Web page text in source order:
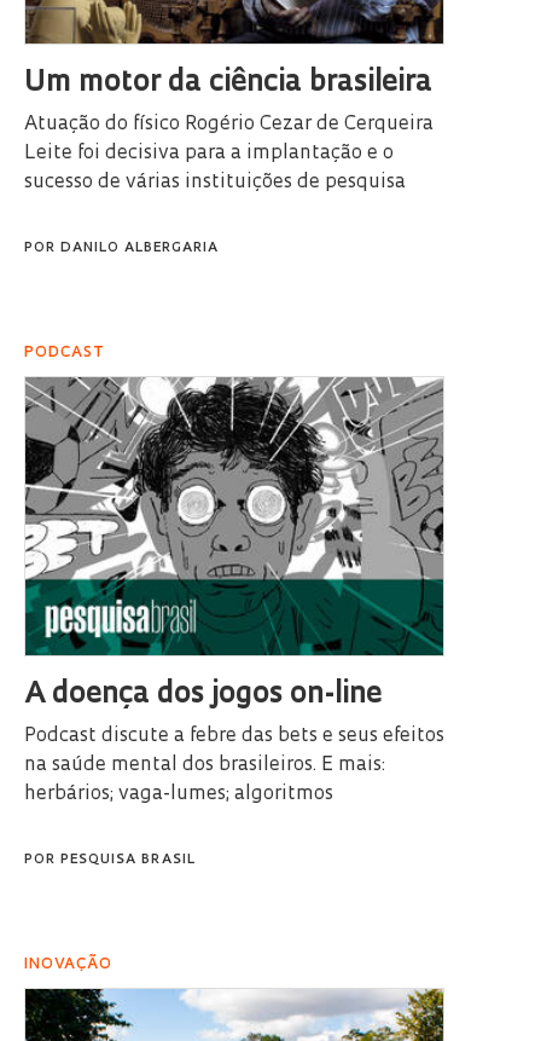
Um motor da ciência brasileira
Atuação do físico Rogério Cezar de Cerqueira
Leite foi decisiva para a implantação e o
sucesso de várias instituições de pesquisa
POR DANILO ALBERGARIA
PODCAST
A doença dos jogos on-line
Podcast discute a febre das bets e seus efeitos
na saúde mental dos brasileiros. E mais:
herbários; vaga-lumes; algoritmos
POR PESQUISA BRASIL
INOVAÇÃO